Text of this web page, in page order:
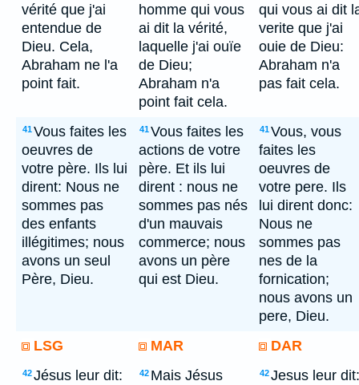
vérité que j'ai
entendue de
Dieu. Cela,
Abraham ne l'a
point fait.
homme qui vous
ai dit la vérité,
laquelle j'ai ouïe
de Dieu;
Abraham n'a
point fait cela.
qui vous ai dit
verite que j'ai
ouie de Dieu:
Abraham n'a
pas fait cela.
41Vous faites les
oeuvres de
votre père. Ils lui
dirent: Nous ne
sommes pas
des enfants
illégitimes; nous
avons un seul
Père, Dieu.
41Vous faites les
actions de votre
père. Et ils lui
dirent : nous ne
sommes pas nés
d'un mauvais
commerce; nous
avons un père
qui est Dieu.
41Vous, vous
faites les
oeuvres de
votre pere. Ils
lui dirent donc:
Nous ne
sommes pas
nes de la
fornication;
nous avons un
pere, Dieu.
LSG
MAR DAR
42Jésus leur dit:
42 Mais Jésus
42Jesus leur dit: